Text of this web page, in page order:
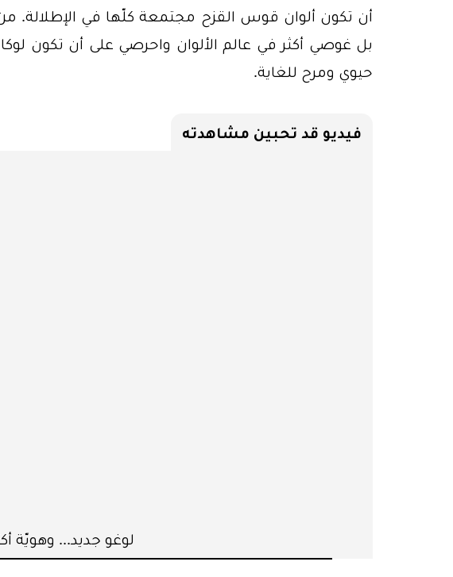
أن تكون ألوان قوس القزح مجتمعة كلّها في الإطلالة.
بل غوصي أكثر في عالم الألوان واحرصي على أن تكون
حيوي ومرح للغاية.
فيديو قد تحبين مشاهدته
لوغو جديد... وهويّة